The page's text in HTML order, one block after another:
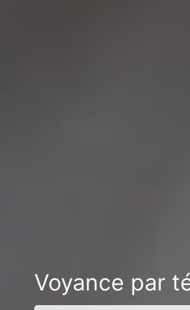
Voyance par